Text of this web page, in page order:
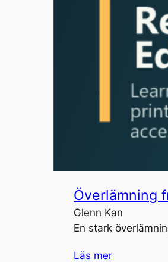
Överlämning
Glenn Kan
En stark
Läs mer